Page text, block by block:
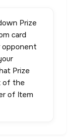
Prize
card
opponent
Prize
of the
of Item